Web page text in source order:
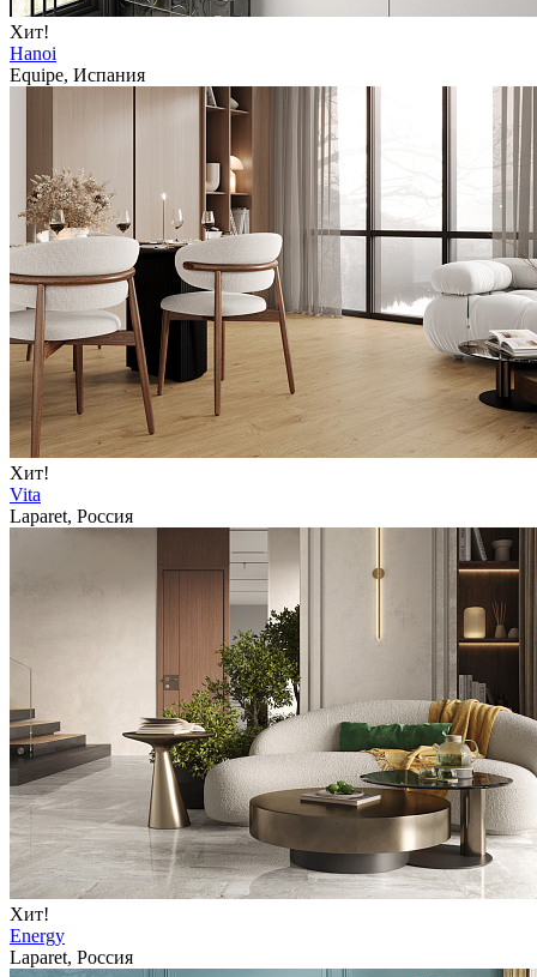
Хит!
Hanoi
Equipe, Испания
Хит!
Vita
Laparet, Россия
Хит!
Energy
Laparet, Россия